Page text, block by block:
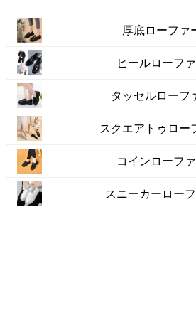
厚底ローファ
ヒールローフ
タッセルローフ
スクエアトゥロー
コインローフ
スニーカーロー